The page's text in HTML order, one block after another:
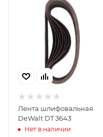
Лента шлифовальная
DeWalt DT 3643
Нет в наличии